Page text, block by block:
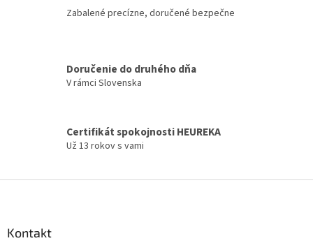
e
k
i
Zabalené precízne, doručené bezpečne
Doručenie do druhého dňa
V rámci Slovenska
Certifikát spokojnosti HEUREKA
Už 13 rokov s vami
Kontakt